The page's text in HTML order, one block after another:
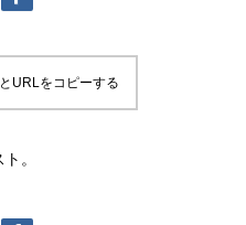
URLをコピーする
。